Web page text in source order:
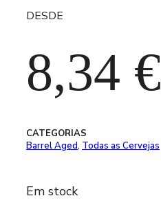
DESDE
8,34 €
CATEGORIAS
Barrel Aged, Todas as Cervejas
Em stock